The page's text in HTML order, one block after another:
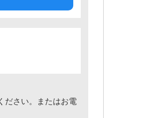
ださい。またはお電